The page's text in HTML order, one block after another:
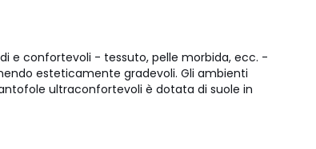
e confortevoli - tessuto, pelle morbida, ecc. -
esteticamente gradevoli. Gli ambienti
ultraconfortevoli è dotata di suole in